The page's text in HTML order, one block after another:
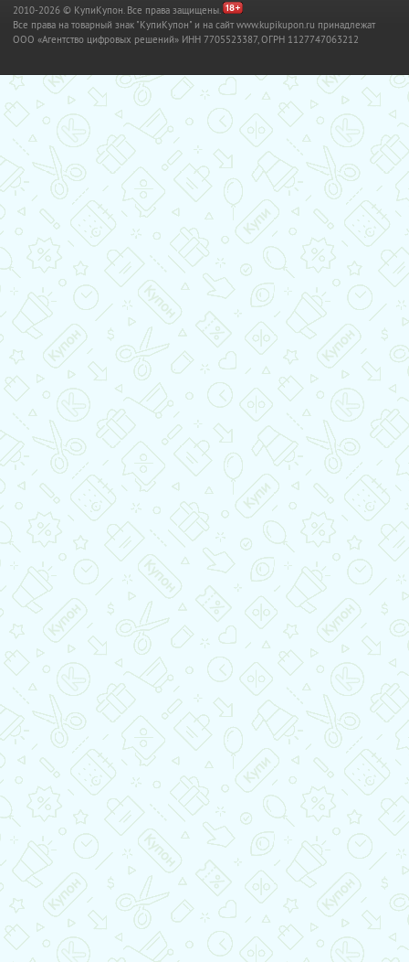
2010-2026 © КупиКупон. Все права защищены.
Все права на товарный знак "КупиКупон" и на сайт www.kupikupon.ru принадлежат
OOO «Агентство цифровых решений» ИНН 7705523387, ОГРН 1127747063212